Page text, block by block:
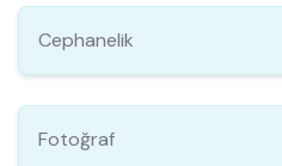
Cephanelik
Fotoğraf